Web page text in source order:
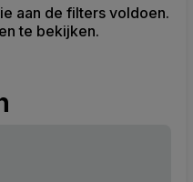
aan de filters voldoen.
te bekijken.